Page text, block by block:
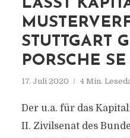
LÄSST
STUTTGART
PORSCHE
17. Juli 2020 4 Min.
Der u.a. für das
II. Zivilsenat des